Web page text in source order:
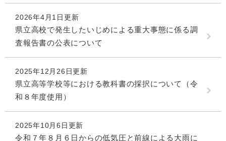
2026年4月1日更新
県立高校で発生したいじめによる重大事態に係る調
査報告書の公表について
2025年12月26日更新
県立高等学校等における教科書の採択について（令
和８年度使用）
2025年10月6日更新
令和７年８月６日からの低気圧と前線による大雨に